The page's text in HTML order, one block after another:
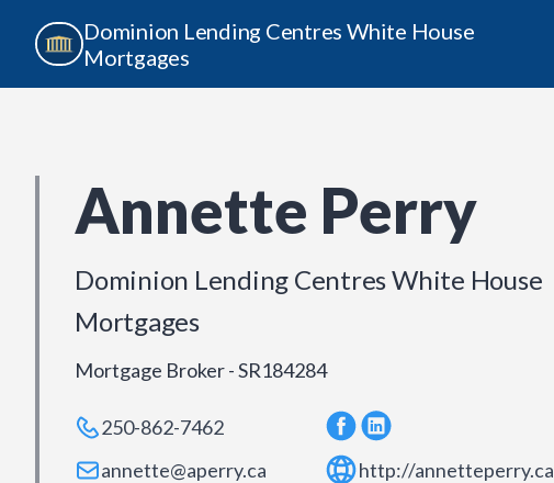
Dominion Lending Centres White House
Mortgages
Annette Perry
Dominion Lending Centres White House
Mortgages
Mortgage Broker - SR184284
250-862-7462
annette@aperry.ca
http://annetteperry.ca